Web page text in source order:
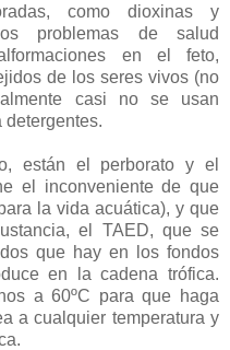
como dioxinas y
problemas de salud
en el feto,
de los seres vivos (no
casi no se usan
detergentes.
están el perborato y el
el inconveniente de que
la vida acuática), y que
el TAED, que se
que hay en los fondos
en la cadena trófica.
a 60ºC para que haga
a cualquier temperatura y